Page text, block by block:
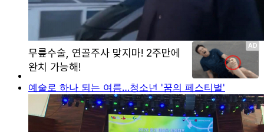
예술로 하나 되는 여름…청소년 '꿈의 페스티벌'